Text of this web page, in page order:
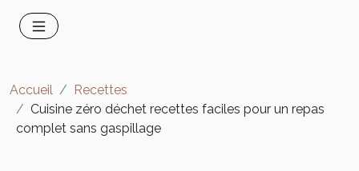
Accueil
Recettes
Cuisine zéro déchet recettes faciles pour un repas
complet sans gaspillage